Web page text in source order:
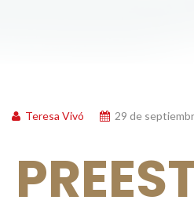
Teresa Vivó 29 de